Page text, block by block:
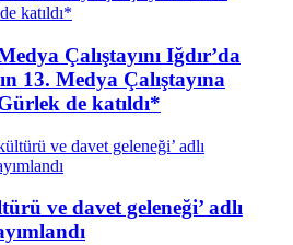
Çalıştayını Iğdır’da
13. Medya Çalıştayına
de katıldı*
ve davet geleneği’ adlı